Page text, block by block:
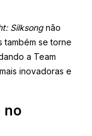
Silksongnão
também se torne
a Team
inovadoras e
no